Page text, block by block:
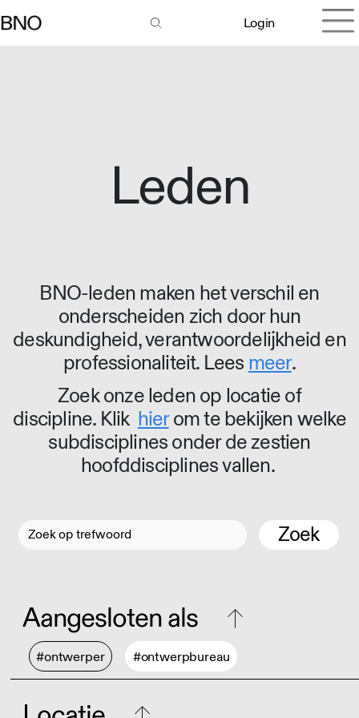
Login
Leden
BNO-leden maken het verschil en
onderscheiden zich door hun
deskundigheid, verantwoordelijkheid en
professionaliteit. Lees meer.
Zoek onze leden op locatie of
discipline. Klik hierom te bekijken welke
subdisciplines onder de zestien
hoofddisciplines vallen.
Zoek
Aangesloten als
#ontwerper #ontwerpbureau